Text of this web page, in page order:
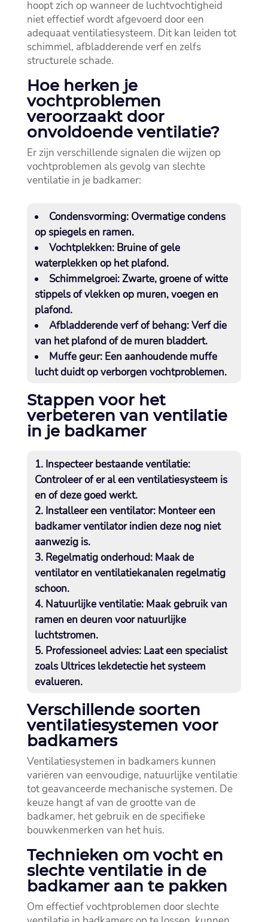
hoopt zich op wanneer de luchtvochtigheid
niet effectief wordt afgevoerd door een
adequaat ventilatiesysteem.​ Dit kan leiden tot
schimmel, afbladderende verf en zelfs
structurele schade.​
Hoe herken je
vochtproblemen
veroorzaakt door
onvoldoende ventilatie?
Er zijn verschillende signalen die wijzen op
vochtproblemen als gevolg van slechte
ventilatie in je badkamer:
Condensvorming:Overmatige condens
op spiegels en ramen.​
Vochtplekken:Bruine of gele
waterplekken op het plafond.​
Schimmelgroei:Zwarte, groene of witte
stippels of vlekken op muren, voegen en
plafond.​
Afbladderende verf of behang:Verf die
van het plafond of de muren bladdert.​
Muffe geur:Een aanhoudende muffe
lucht duidt op verborgen vochtproblemen.​
Stappen voor het
verbeteren van ventilatie
in je badkamer
Inspecteer bestaande ventilatie:
Controleer of er al een ventilatiesysteem is
en of deze goed werkt.​
Installeer een ventilator:Monteer een
badkamer ventilator indien deze nog niet
aanwezig is.​
Regelmatig onderhoud:Maak de
ventilator en ventilatiekanalen regelmatig
schoon.​
Natuurlijke ventilatie:Maak gebruik van
ramen en deuren voor natuurlijke
luchtstromen.​
Professioneel advies:Laat een specialist
zoals Ultrices lekdetectie het systeem
evalueren.​
Verschillende soorten
ventilatiesystemen voor
badkamers
Ventilatiesystemen in badkamers kunnen
variëren van eenvoudige, natuurlijke ventilatie
tot geavanceerde mechanische systemen.​ De
keuze hangt af van de grootte van de
badkamer, het gebruik en de specifieke
bouwkenmerken van het huis.​
Technieken om vocht en
slechte ventilatie in de
badkamer aan te pakken
Om effectief vochtproblemen door slechte